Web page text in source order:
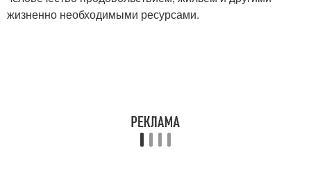
жизненно необходимыми ресурсами.